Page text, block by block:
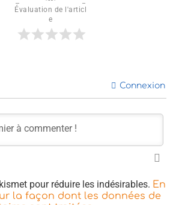
Évaluation de l'articl
e
Connexion
pour réduire les indésirables. En
la façon dont les données de